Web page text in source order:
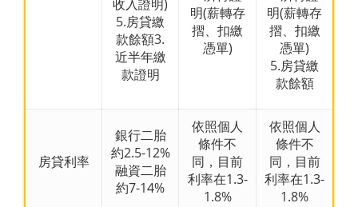
收入證明)
5.房貸繳
款餘額3.
近半年繳
款證明
明(薪轉存
摺、扣繳
憑單)
明(薪轉存
摺、扣繳
憑單)
5.房貸繳
款餘額
房貸利率
銀行二胎
約2.5-12%
融資二胎
約7-14%
依照個人
條件不
同，目前
利率在1.3-
1.8%
依照個人
條件不
同，目前
利率在1.3-
1.8%